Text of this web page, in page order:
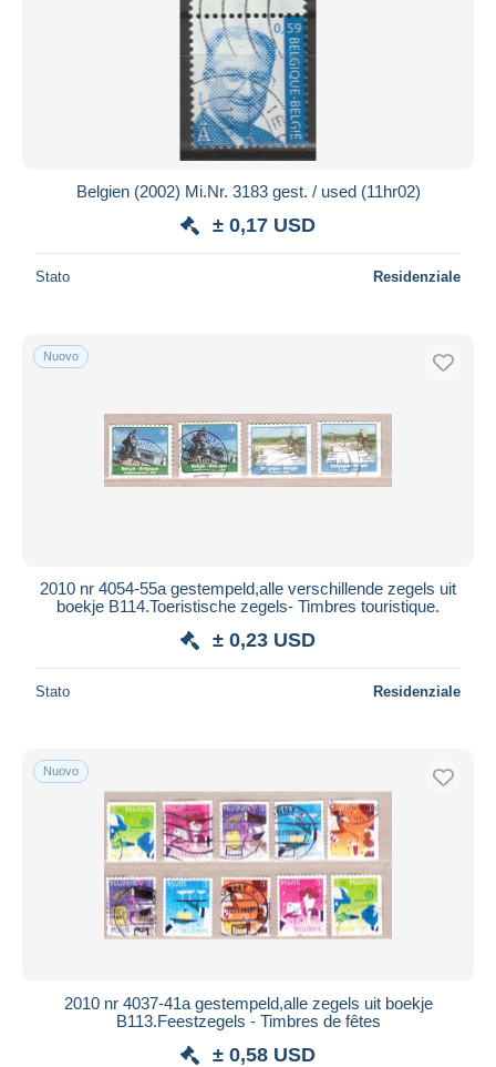
Belgien (2002) Mi.Nr. 3183 gest. / used (11hr02)
± 0,17 USD
Stato Residenziale
Nuovo
2010 nr 4054-55a gestempeld,alle verschillende zegels uit
boekje B114.Toeristische zegels- Timbres touristique.
± 0,23 USD
Stato Residenziale
Nuovo
2010 nr 4037-41a gestempeld,alle zegels uit boekje
B113.Feestzegels - Timbres de fêtes
± 0,58 USD